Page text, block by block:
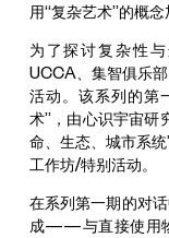
用“复杂艺术”的概念
为了探讨复杂性
UCCA、集智俱乐
活动。该系列的第
术”，由心识宇宙研
命、生态、城市系
工作坊/特别活动。
在系列第一期的对
成——与直接使用